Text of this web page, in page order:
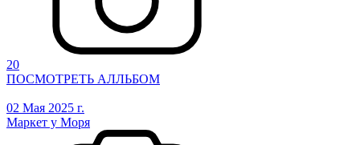
20
ПОСМОТРЕТЬ АЛЛЬБОМ
02 Мая 2025 г.
Маркет у Моря